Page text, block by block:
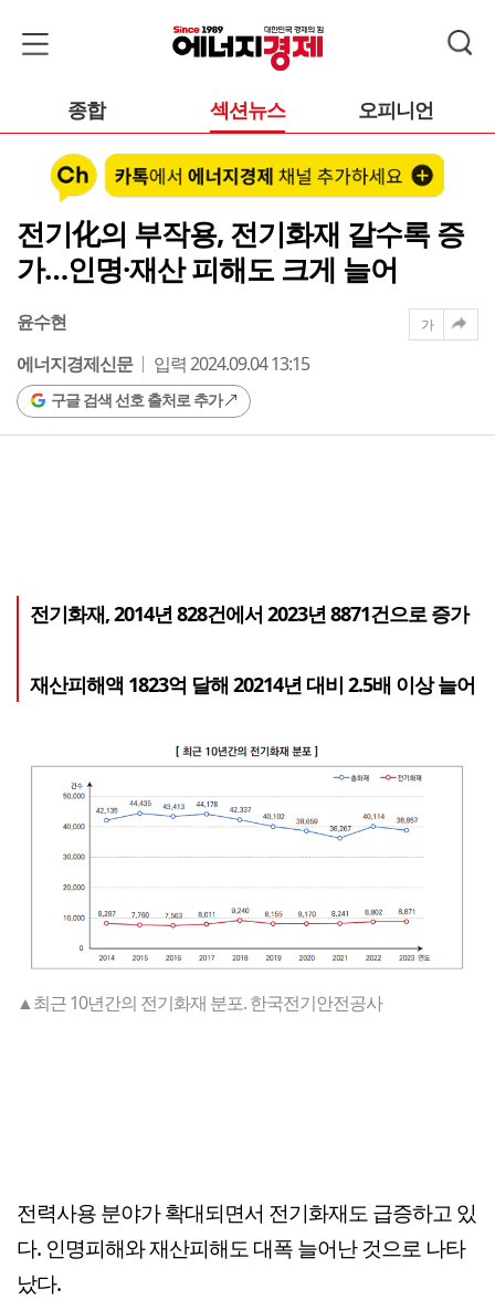
종합 섹션뉴스 오피니언
전기化의 부작용, 전기화재 갈수록 증
가…인명·재산 피해도 크게 늘어
윤수현
에너지경제신문
입력 2024.09.04 13:15
구글 검색 선호 출처로 추가
가
전기화재, 2014년 828건에서 2023년 8871건으로 증가
재산피해액 1823억 달해 20214년 대비 2.5배 이상 늘어
▲최근 10년간의 전기화재 분포. 한국전기안전공사
전력사용 분야가 확대되면서 전기화재도 급증하고 있
다. 인명피해와 재산피해도 대폭 늘어난 것으로 나타
났다.